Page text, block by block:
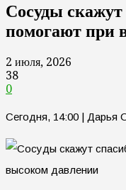
Сосуды
помогают при
2 июля, 2026
38
0
Сегодня, 14:00 | Дарья